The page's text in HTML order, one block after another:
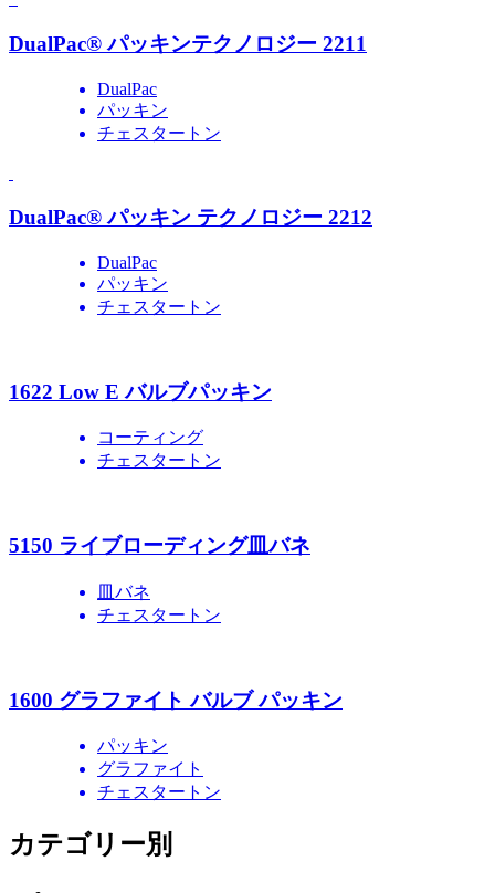
DualPac® パッキンテクノロジー 2211
DualPac
パッキン
チェスタートン
DualPac® パッキン テクノロジー 2212
DualPac
パッキン
チェスタートン
1622 Low E バルブパッキン
コーティング
チェスタートン
5150 ライブローディング皿バネ
皿バネ
チェスタートン
1600 グラファイト バルブ パッキン
パッキン
グラファイト
チェスタートン
カテゴリー別